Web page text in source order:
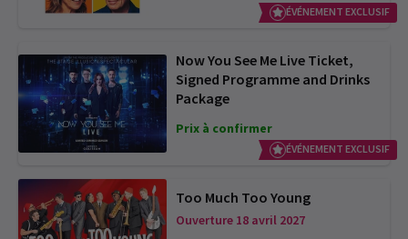
ÉVÉNEMENT EXCLUSIF
Now You See Me Live Ticket,
Signed Programme and Drinks
Package
Prix à confirmer
ÉVÉNEMENT EXCLUSIF
Too Much Too Young
Ouverture 18 avril 2027